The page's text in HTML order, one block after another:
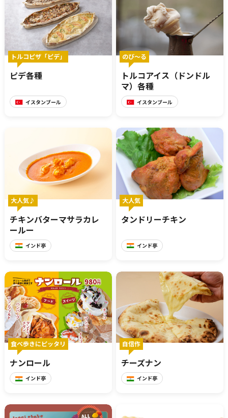
トルコピザ「ピデ」
ピデ各種
イスタンブール
のび～る
トルコアイス（ドンドル
マ）各種
イスタンブール
大人気♪
チキンバターマサラカレ
ールー
インド亭
大人気
タンドリーチキン
インド亭
食べ歩きにピッタリ
ナンロール
インド亭
自信作
チーズナン
インド亭